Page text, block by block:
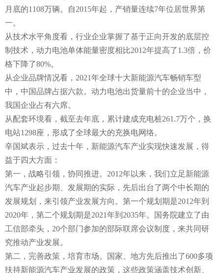
月底的1108万辆。自2015年起，产销量连续7年位居世界第
一。
从技术水平角度看，行业企业掌握了基于正向开发的底层控
制技术，动力电池单体能量密度相比2012年提高了1.3倍，价
格下降了80%。
从企业品牌情况看，2021年全球十大新能源汽车畅销车型
中，中国品牌占据六款。动力电池出货量前十的企业当中，
我国企业占有六席。
从配套环境看，截至去年底，累计建成充电桩261.7万个，换
电站1298座，形成了全球最大的充换电网络。
辛国斌表示，过去十年，新能源汽车产业实现快速发展，得
益于四大方面：
第一，战略引领，协同推进。2012年以来，我们立足新能源
汽车产业起步期、发展期的实际，先后出台了两个中长期的
发展规划，来引领产业发展方向。第一个规划期是2012年到
2020年，第二个规划期是2021年到2035年。国务院建立了由
工信部牵头，20个部门参加的部际联席会议制度，来共同研
究推动产业发展。
第二，完善政策，培育市场。国家、地方先后推出了600多项
扶持新能源汽车产业发展的政策，这些政策涵盖技术创新、